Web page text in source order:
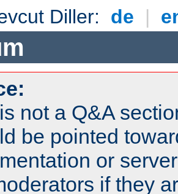
Diller: de |
not a Q&A
be pointed
or
if they